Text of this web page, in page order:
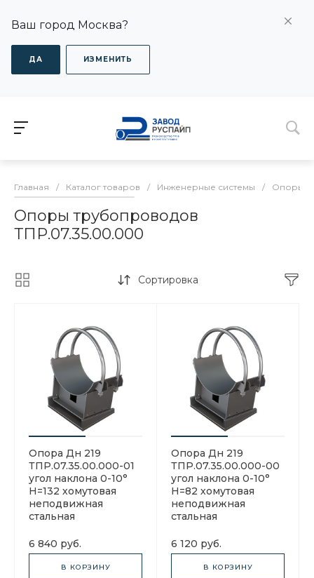
Ваш город Москва?
ДА ИЗМЕНИТЬ
Главная / Каталог товаров / Инженерные системы / Опоры
Опоры трубопроводов
ТПР.07.35.00.000
Сортировка
Опора Дн 219
ТПР.07.35.00.000-01
угол наклона 0-10°
H=132 хомутовая
неподвижная
стальная
6 840 руб.
В КОРЗИНУ
Опора Дн 219
ТПР.07.35.00.000-00
угол наклона 0-10°
H=82 хомутовая
неподвижная
стальная
6 120 руб.
В КОРЗИНУ